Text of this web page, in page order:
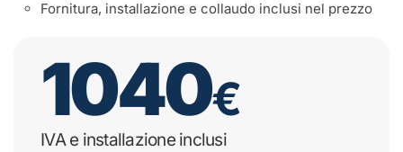
Fornitura, installazione e collaudo inclusi nel prezzo
1040€
IVA e installazione inclusi